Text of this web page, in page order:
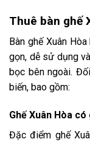
Thuê bàn ghế
Bàn ghế Xuân
gọn, dễ sử dụng
bọc bên ngoài.
biến, bao gồm:
Ghế Xuân Hòa có
Đặc điểm ghế